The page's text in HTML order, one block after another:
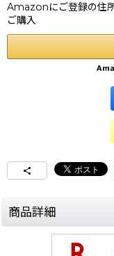
Amazonにご登録の住
ご購入
商品詳細